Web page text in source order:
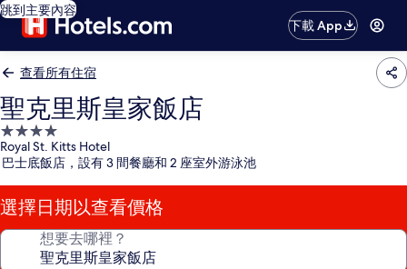
跳到主要內容
下載 App
查看所有住宿
聖克里斯皇家飯店
4.0
星
級
住
宿
Royal St. Kitts Hotel
巴士底飯店，設有 3 間餐廳和 2 座室外游泳池
選擇日期以查看價格
想要去哪裡？